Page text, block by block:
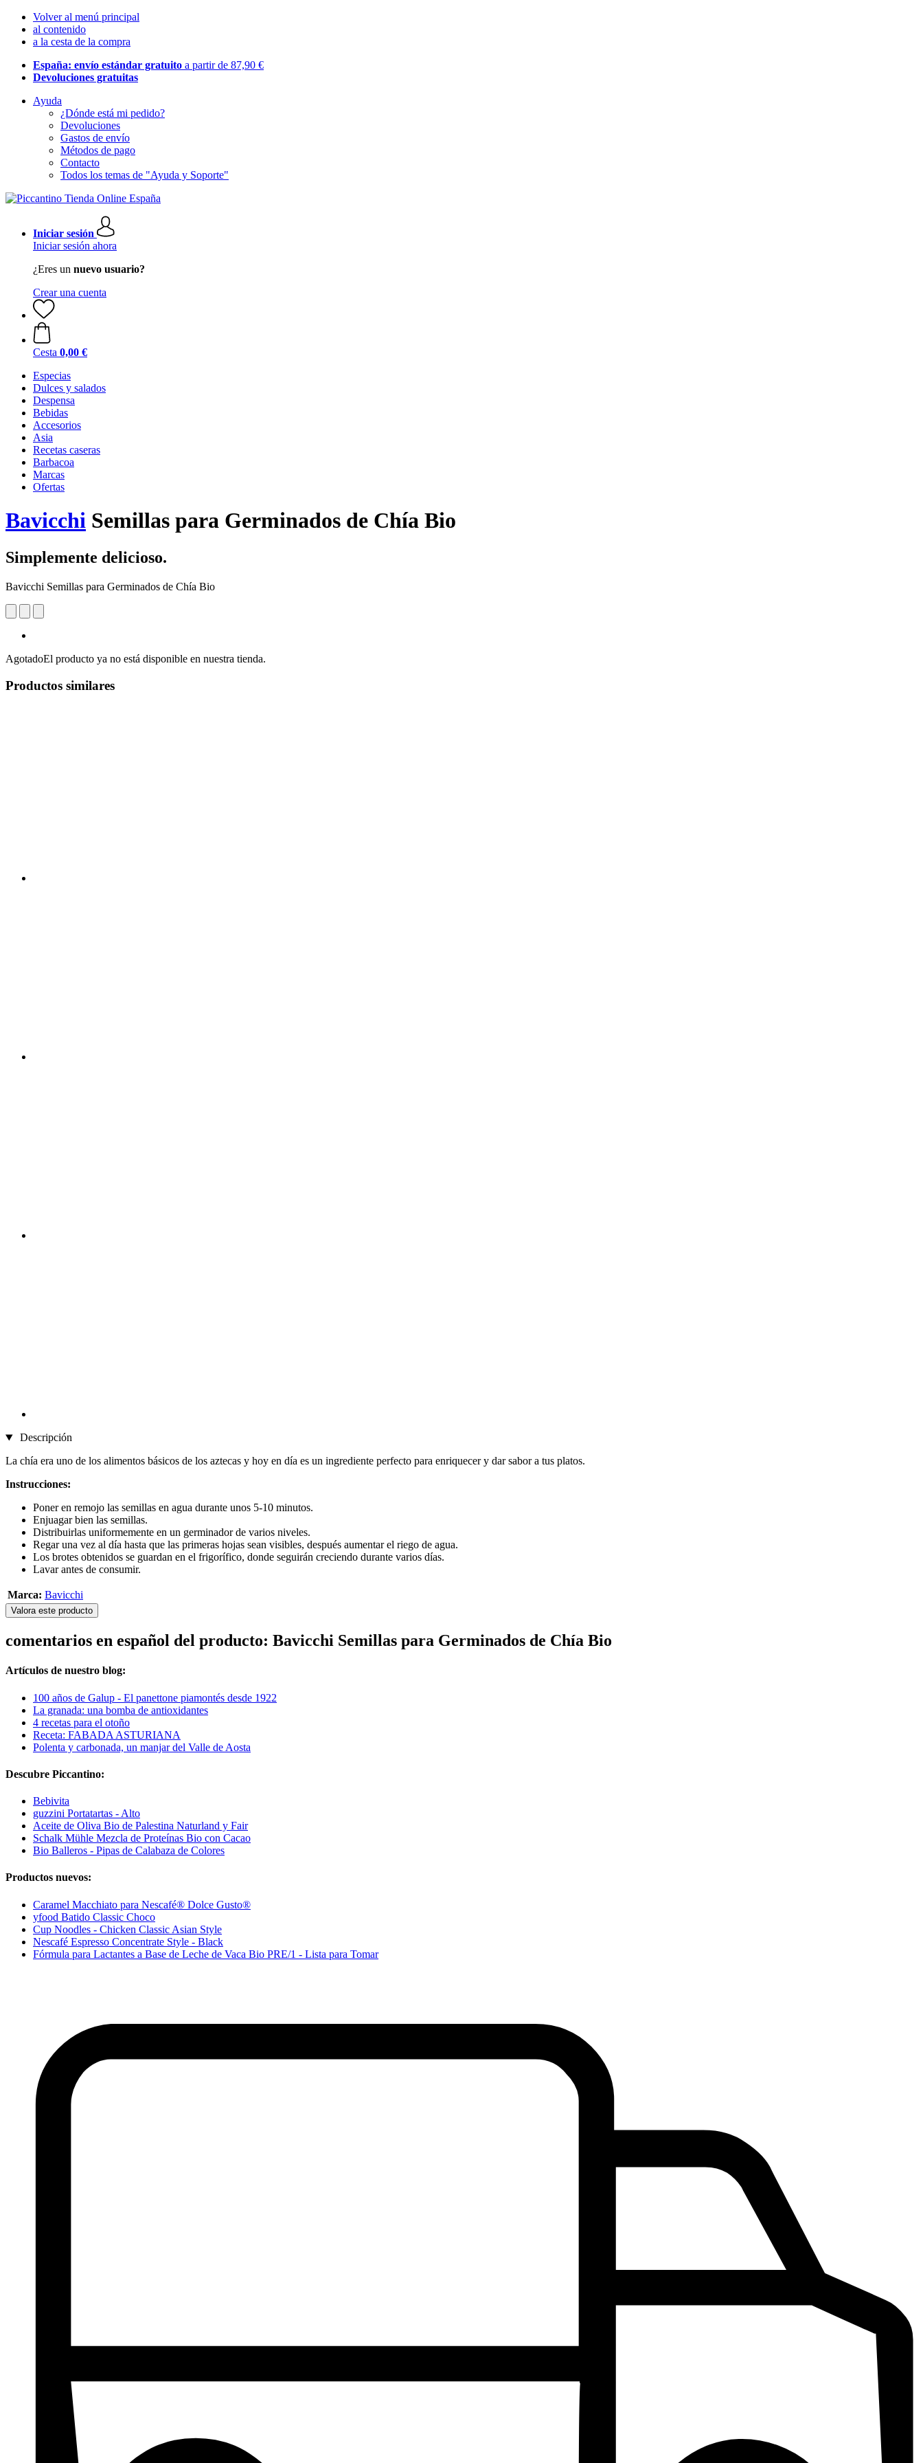
Volver al menú principal
al contenido
a la cesta de la compra
España: envío estándar gratuito a partir de 87,90 €
Devoluciones gratuitas
Ayuda
¿Dónde está mi pedido?
Devoluciones
Gastos de envío
Métodos de pago
Contacto
Todos los temas de "Ayuda y Soporte"
Iniciar sesión
Iniciar sesión ahora
¿Eres un nuevo usuario?
Crear una cuenta
Cesta 0,00 €
Especias
Dulces y salados
Despensa
Bebidas
Accesorios
Asia
Recetas caseras
Barbacoa
Marcas
Ofertas
Bavicchi Semillas para Germinados de Chía Bio
Simplemente delicioso.
Bavicchi Semillas para Germinados de Chía Bio
AgotadoEl producto ya no está disponible en nuestra tienda.
Productos similares
Descripción
La chía era uno de los alimentos básicos de los aztecas y hoy en día es un ingrediente perfecto para enriquecer y dar sabor a tus platos.
Instrucciones:
Poner en remojo las semillas en agua durante unos 5-10 minutos.
Enjuagar bien las semillas.
Distribuirlas uniformemente en un germinador de varios niveles.
Regar una vez al día hasta que las primeras hojas sean visibles, después aumentar el riego de agua.
Los brotes obtenidos se guardan en el frigorífico, donde seguirán creciendo durante varios días.
Lavar antes de consumir.
Marca: Bavicchi
Valora este producto
comentarios en español del producto: Bavicchi Semillas para Germinados de Chía Bio
Artículos de nuestro blog:
100 años de Galup - El panettone piamontés desde 1922
La granada: una bomba de antioxidantes
4 recetas para el otoño
Receta: FABADA ASTURIANA
Polenta y carbonada, un manjar del Valle de Aosta
Descubre Piccantino:
Bebivita
guzzini Portatartas - Alto
Aceite de Oliva Bio de Palestina Naturland y Fair
Schalk Mühle Mezcla de Proteínas Bio con Cacao
Bio Balleros - Pipas de Calabaza de Colores
Productos nuevos:
Caramel Macchiato para Nescafé® Dolce Gusto®
yfood Batido Classic Choco
Cup Noodles - Chicken Classic Asian Style
Nescafé Espresso Concentrate Style - Black
Fórmula para Lactantes a Base de Leche de Vaca Bio PRE/1 - Lista para Tomar